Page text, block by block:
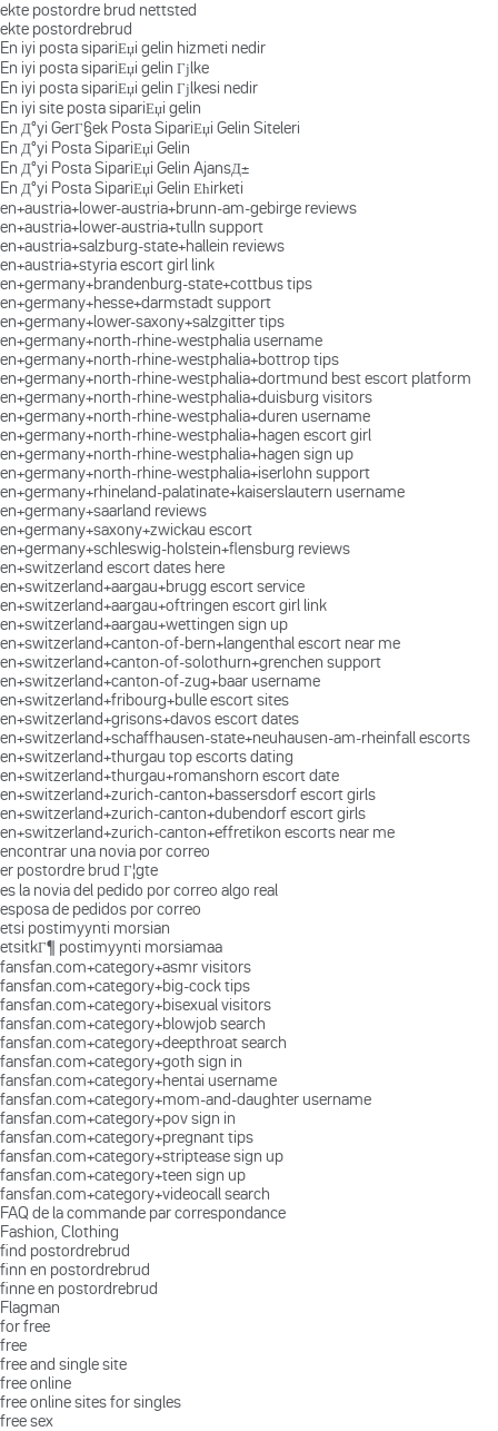
ekte postordre brud nettsted
ekte postordrebrud
En iyi posta sipariЕџi gelin hizmeti nedir
En iyi posta sipariЕџi gelin Гјlke
En iyi posta sipariЕџi gelin Гјlkesi nedir
En iyi site posta sipariЕџi gelin
En Д°yi GerГ§ek Posta SipariЕџi Gelin Siteleri
En Д°yi Posta SipariЕџi Gelin
En Д°yi Posta SipariЕџi Gelin AjansД±
En Д°yi Posta SipariЕџi Gelin Ећirketi
en+austria+lower-austria+brunn-am-gebirge reviews
en+austria+lower-austria+tulln support
en+austria+salzburg-state+hallein reviews
en+austria+styria escort girl link
en+germany+brandenburg-state+cottbus tips
en+germany+hesse+darmstadt support
en+germany+lower-saxony+salzgitter tips
en+germany+north-rhine-westphalia username
en+germany+north-rhine-westphalia+bottrop tips
en+germany+north-rhine-westphalia+dortmund best escort platform
en+germany+north-rhine-westphalia+duisburg visitors
en+germany+north-rhine-westphalia+duren username
en+germany+north-rhine-westphalia+hagen escort girl
en+germany+north-rhine-westphalia+hagen sign up
en+germany+north-rhine-westphalia+iserlohn support
en+germany+rhineland-palatinate+kaiserslautern username
en+germany+saarland reviews
en+germany+saxony+zwickau escort
en+germany+schleswig-holstein+flensburg reviews
en+switzerland escort dates here
en+switzerland+aargau+brugg escort service
en+switzerland+aargau+oftringen escort girl link
en+switzerland+aargau+wettingen sign up
en+switzerland+canton-of-bern+langenthal escort near me
en+switzerland+canton-of-solothurn+grenchen support
en+switzerland+canton-of-zug+baar username
en+switzerland+fribourg+bulle escort sites
en+switzerland+grisons+davos escort dates
en+switzerland+schaffhausen-state+neuhausen-am-rheinfall escorts
en+switzerland+thurgau top escorts dating
en+switzerland+thurgau+romanshorn escort date
en+switzerland+zurich-canton+bassersdorf escort girls
en+switzerland+zurich-canton+dubendorf escort girls
en+switzerland+zurich-canton+effretikon escorts near me
encontrar una novia por correo
er postordre brud Г¦gte
es la novia del pedido por correo algo real
esposa de pedidos por correo
etsi postimyynti morsian
etsitkГ¶ postimyynti morsiamaa
fansfan.com+category+asmr visitors
fansfan.com+category+big-cock tips
fansfan.com+category+bisexual visitors
fansfan.com+category+blowjob search
fansfan.com+category+deepthroat search
fansfan.com+category+goth sign in
fansfan.com+category+hentai username
fansfan.com+category+mom-and-daughter username
fansfan.com+category+pov sign in
fansfan.com+category+pregnant tips
fansfan.com+category+striptease sign up
fansfan.com+category+teen sign up
fansfan.com+category+videocall search
FAQ de la commande par correspondance
Fashion, Clothing
find postordrebrud
finn en postordrebrud
finne en postordrebrud
Flagman
for free
free
free and single site
free online
free online sites for singles
free sex